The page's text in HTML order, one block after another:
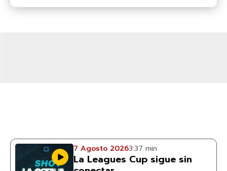
7 Agosto 20263:37 min
La Leagues Cup sigue sin